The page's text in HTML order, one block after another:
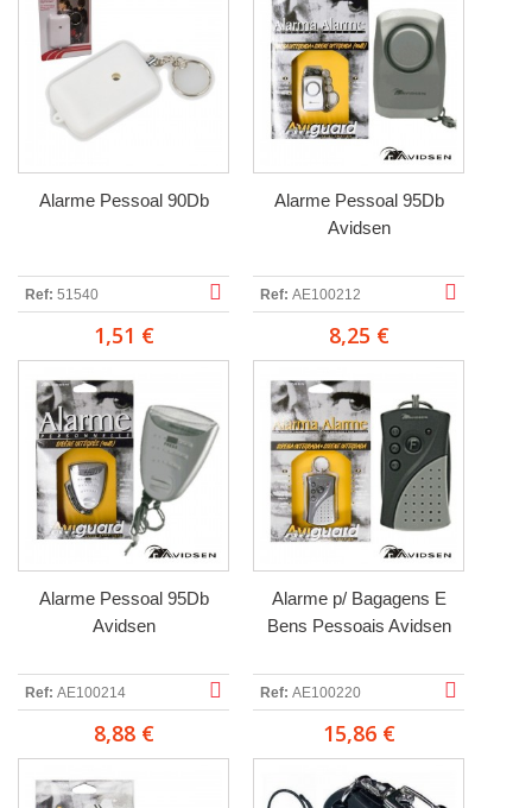
Alarme Pessoal 90Db
Ref: 51540
1,51 €
Alarme Pessoal 95Db
Avidsen
Ref: AE100212
8,25 €
Alarme Pessoal 95Db
Avidsen
Ref: AE100214
8,88 €
Alarme p/ Bagagens E
Bens Pessoais Avidsen
Ref: AE100220
15,86 €